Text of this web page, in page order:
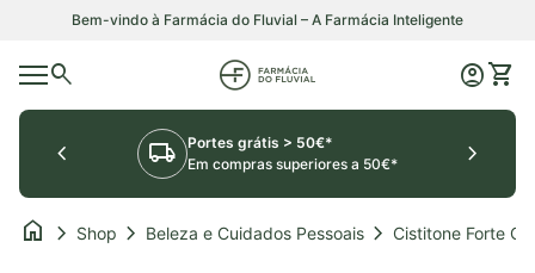
Saltar para o conteúdo
Bem-vindo à Farmácia do Fluvial – A Farmácia Inteligente
Navegação móvel
search Início Conta
account_circle Ver
shopping_cart
local_shipping
Portes grátis > 50€*
Em compras superiores a 50€*
chevron_left chevron_right
home chevron_right Shop chevron_right Beleza e Cuidados Pessoais chevron_right